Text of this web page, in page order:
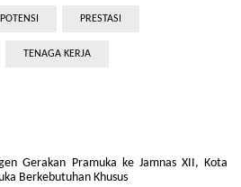
POTENSI PRESTASI
TENAGA KERJA
Gerakan Pramuka ke Jamnas XII, Kota
Berkebutuhan Khusus